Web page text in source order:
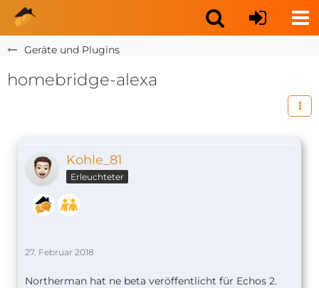
Geräte und Plugins
homebridge-alexa
Kohle_81
Erleuchteter
27. Februar 2018
Northerman hat ne beta veröffentlicht für Echos 2.